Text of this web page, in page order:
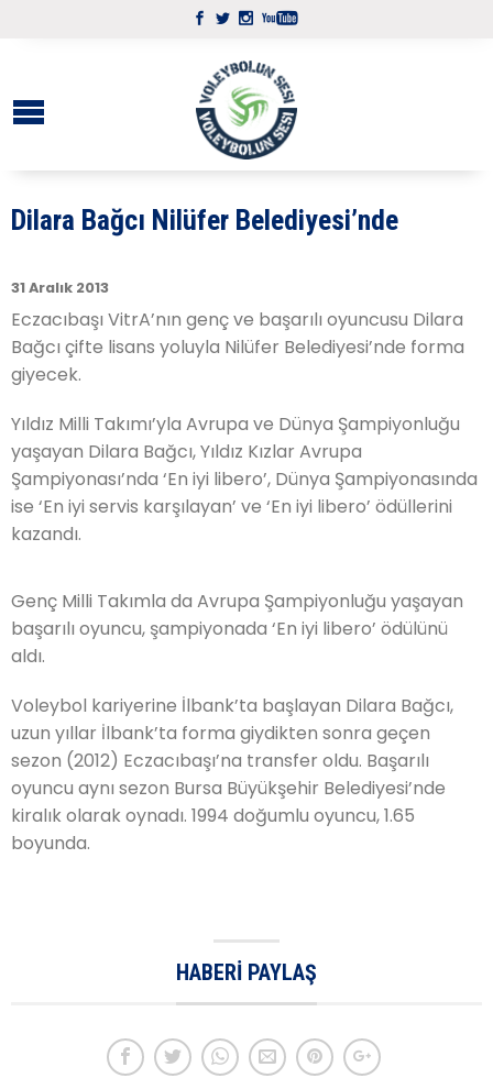
Dilara Bağcı Nilüfer Belediyesi’nde
31 Aralık 2013
Eczacıbaşı VitrA’nın genç ve başarılı oyuncusu Dilara
Bağcı çifte lisans yoluyla Nilüfer Belediyesi’nde forma
giyecek.
Yıldız Milli Takımı’yla Avrupa ve Dünya Şampiyonluğu
yaşayan Dilara Bağcı, Yıldız Kızlar Avrupa
Şampiyonası’nda ‘En iyi libero’, Dünya Şampiyonasında
ise ‘En iyi servis karşılayan’ ve ‘En iyi libero’ ödüllerini
kazandı.
Genç Milli Takımla da Avrupa Şampiyonluğu yaşayan
başarılı oyuncu, şampiyonada ‘En iyi libero’ ödülünü
aldı.
Voleybol kariyerine İlbank’ta başlayan Dilara Bağcı,
uzun yıllar İlbank’ta forma giydikten sonra geçen
sezon (2012) Eczacıbaşı’na transfer oldu. Başarılı
oyuncu aynı sezon Bursa Büyükşehir Belediyesi’nde
kiralık olarak oynadı. 1994 doğumlu oyuncu, 1.65
boyunda.
HABERI PAYLAŞ